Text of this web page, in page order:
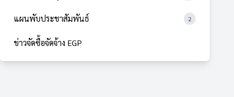
แผนพับประชาสัมพันธ์ 2
ข่าวจัดซื้อจัดจ้าง EGP